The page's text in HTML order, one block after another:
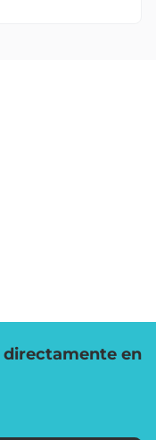
directamente en